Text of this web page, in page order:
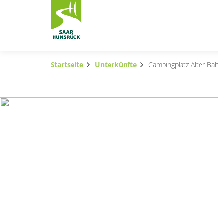
Zum Hauptinhalt springen
Subnavigation umschalten
Startseite Unterkünfte Campingplatz Alter